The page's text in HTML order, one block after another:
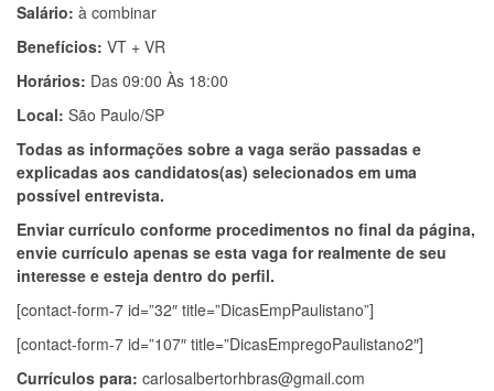
Salário: à combinar
Benefícios: VT + VR
Horários: Das 09:00 Às 18:00
Local: São Paulo/SP
Todas as informações sobre a vaga serão passadas e
explicadas aos candidatos(as) selecionados em uma
possível entrevista.
Enviar currículo conforme procedimentos no final da página,
envie currículo apenas se esta vaga for realmente de seu
interesse e esteja dentro do perfil.
[contact-form-7 id=”32″ title=”DicasEmpPaulistano”]
[contact-form-7 id=”107″ title=”DicasEmpregoPaulistano2″]
Currículos para: carlosalbertorhbras@gmail.com